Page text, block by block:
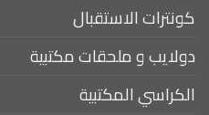
كونترات الاستقبال
دولايب و ملحقات مكتبية
الكراسي المكتبية